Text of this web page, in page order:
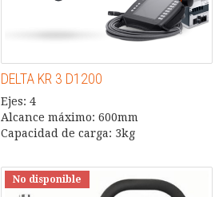
DELTA KR 3 D1200
Ejes: 4
Alcance máximo: 600mm
Capacidad de carga: 3kg
No disponible